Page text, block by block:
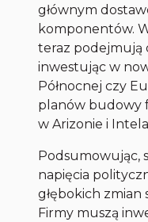
głównym
komponentów.
teraz podejmują
inwestując w
Północnej czy
planów budowy
w Arizonie i
Podsumowując,
napięcia
głębokich zmian
Firmy muszą